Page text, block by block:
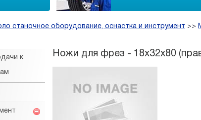
станочное оборудование, оснастка и инструмент >>
к Ножи для фрез - 18х32х80